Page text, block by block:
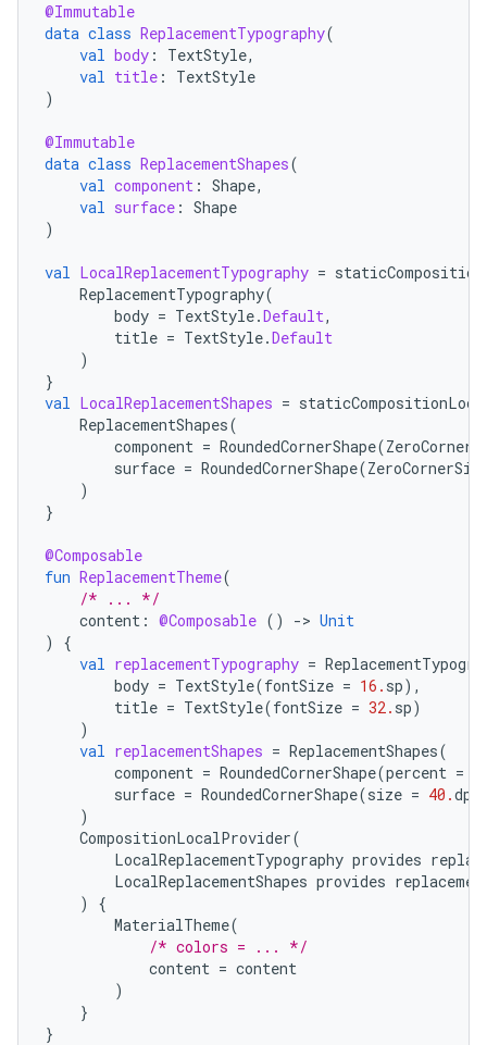
@Immutable
data class ReplacementTypography(
val body : TextStyle,
val title :
TextStyle
)
@Immutable
data class ReplacementShapes(
val component : Shape,
val surface : Shape
)
val LocalReplacementTypography =
ReplacementTypography(
body = TextStyle.Default,
title = TextStyle.Default
)
}
val LocalReplacementShapes =
ReplacementShapes(
component = RoundedCornerShape(
surface = RoundedCornerShape(
)
}
@Composable
fun ReplacementTheme(
/* ... */
content : @Composable () -> Unit
)
{
val replacementTypography =
body = TextStyle(fontSize = 16. sp),
title = TextStyle(fontSize = 32. sp)
)
val replacementShapes = ReplacementShapes(
component = RoundedCornerShape(percent =
surface = RoundedCornerShape(size = 40.dp
)
CompositionLocalProvider(
LocalReplacementTypography provides
LocalReplacementShapes provides
)
{
MaterialTheme(
/* colors = ... */
content = content
)
}
}